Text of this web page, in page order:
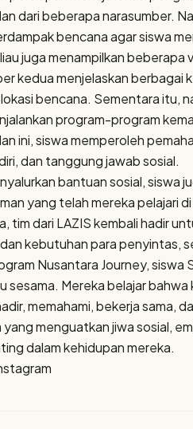
dari beberapa narasumber.
bencana agar siswa
juga menampilkan
kedua menjelaskan berbagai
bencana. Sementara itu,
program-program
ini, siswa memperoleh
dan tanggung jawab sosial.
bantuan sosial, siswa
yang telah mereka pelajari
tim dari LAZIS kembali hadir
kebutuhan para penyintas,
Nusantara Journey,
sesama. Mereka belajar
memahami, bekerja sama,
yang menguatkan jiwa sosial,
dalam kehidupan mereka.